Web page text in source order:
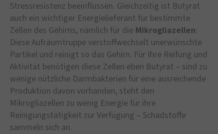
Stressresistenz beeinflussen. Gleichzeitig ist Butyrat
auch ein wichtiger Energielieferant für bestimmte
Zellen des Gehirns, nämlich für die Mikrogliazellen:
Diese Aufräumtruppe verstoffwechselt unerwünschte
Partikel und reinigt so das Gehirn. Für Ihre Reifung und
Aktivität benötigen diese Zellen eben Butyrat – sind zu
wenige nützliche Darmbakterien für eine ausreichende
Produktion davon vorhanden, steht den
Mikrogliazellen zu wenig Energie für ihre
Reinigungstätigkeit zur Verfügung – Schadstoffe
sammeln sich an.